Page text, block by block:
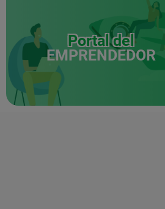
Portal del
EMPRENDEDOR